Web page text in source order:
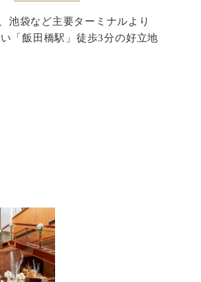
池袋など主要ターミナルより
「飯田橋駅」徒歩3分の好立地